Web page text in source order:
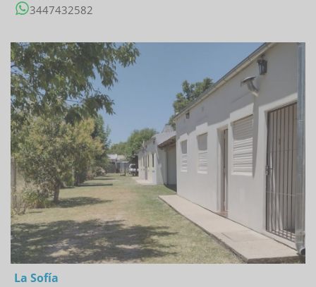
3447432582
06/03/2023
La Sofía